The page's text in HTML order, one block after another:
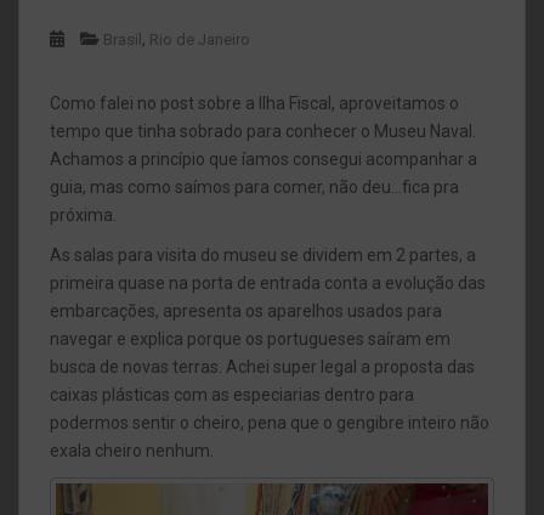
Brasil, Rio de Janeiro
Como falei no post sobre a Ilha Fiscal, aproveitamos o
tempo que tinha sobrado para conhecer o Museu Naval.
Achamos a princípio que íamos consegui acompanhar a
guia, mas como saímos para comer, não deu…fica pra
próxima.
As salas para visita do museu se dividem em 2 partes, a
primeira quase na porta de entrada conta a evolução das
embarcações, apresenta os aparelhos usados para
navegar e explica porque os portugueses saíram em
busca de novas terras. Achei super legal a proposta das
caixas plásticas com as especiarias dentro para
podermos sentir o cheiro, pena que o gengibre inteiro não
exala cheiro nenhum.